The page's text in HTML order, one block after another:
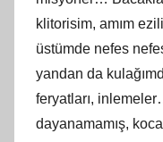
klitorisim, amım
üstümde nefes
yandan da
feryatları,
dayanamamış,